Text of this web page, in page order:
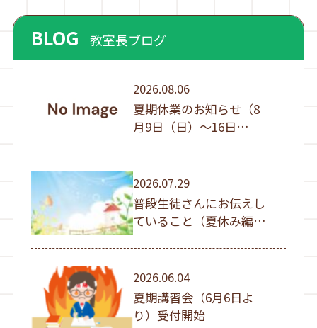
BLOG 教室長ブログ
2026.08.06
夏期休業のお知らせ（8
月9日（日）～16日
2026.07.29
普段生徒さんにお伝えし
ていること（夏休み編
①）
2026.06.04
夏期講習会（6月6日よ
り）受付開始